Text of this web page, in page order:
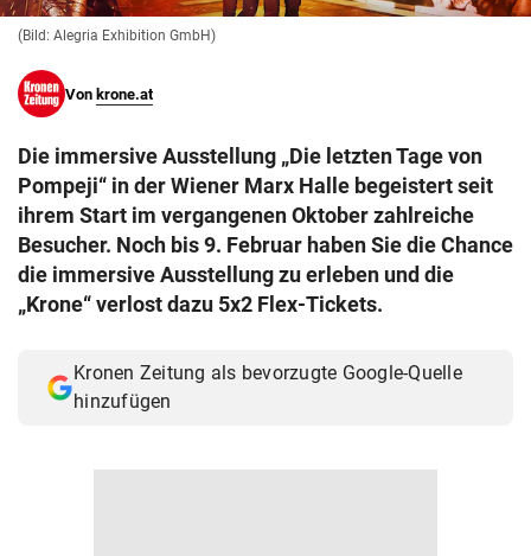
(Bild: Alegria Exhibition GmbH)
Von krone.at
Die immersive Ausstellung „Die letzten Tage von
Pompeji“ in der Wiener Marx Halle begeistert seit
ihrem Start im vergangenen Oktober zahlreiche
Besucher. Noch bis 9. Februar haben Sie die Chance
die immersive Ausstellung zu erleben und die
„Krone“ verlost dazu 5x2 Flex-Tickets.
Kronen Zeitung als bevorzugte Google-Quelle
hinzufügen